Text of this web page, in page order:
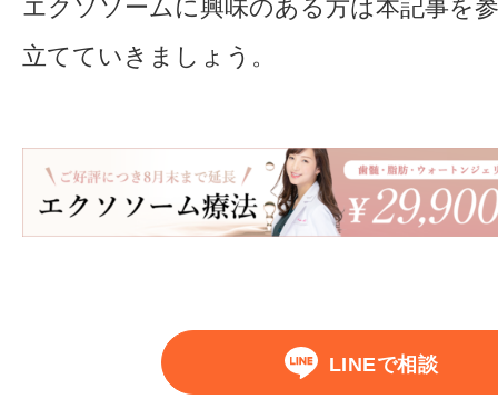
エクソソームに興味のある方は本記事を
立てていきましょう。
LINEで相談